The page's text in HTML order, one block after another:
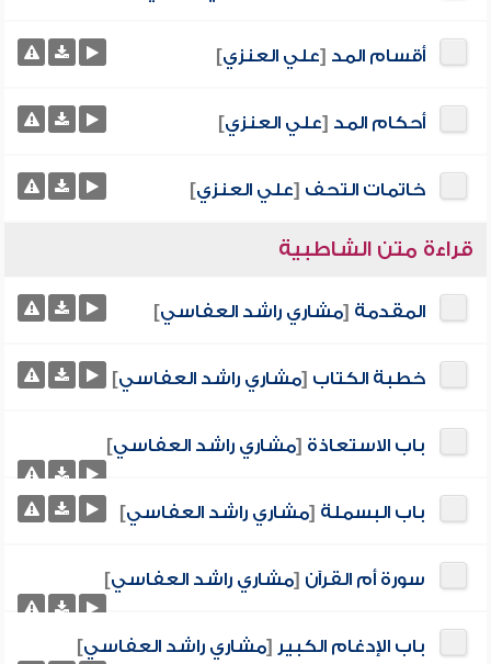
أقسام المد [علي العنزي]
أحكام المد [علي العنزي]
خاتمات التحف [علي العنزي]
قراءة متن الشاطبية
المقدمة [مشاري راشد العفاسي]
خطبة الكتاب [مشاري راشد العفاسي]
باب الاستعاذة [مشاري راشد العفاسي]
باب البسملة [مشاري راشد العفاسي]
سورة أم القرآن [مشاري راشد العفاسي]
باب الإدغام الكبير [مشاري راشد العفاسي]